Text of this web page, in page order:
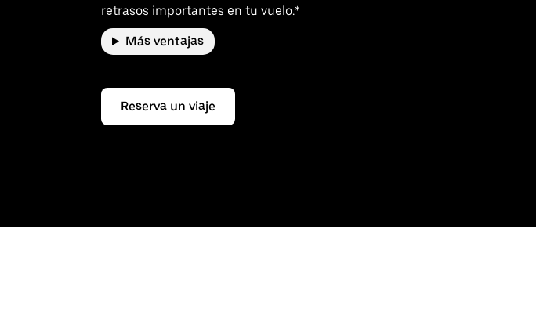
retrasos importantes en tu vuelo.*
Más ventajas
Reserva un viaje